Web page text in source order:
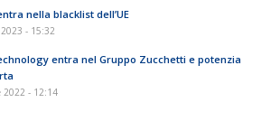
nella blacklist dell’UE
- 15:32
entra nel Gruppo Zucchetti e potenzia
2022 - 12:14